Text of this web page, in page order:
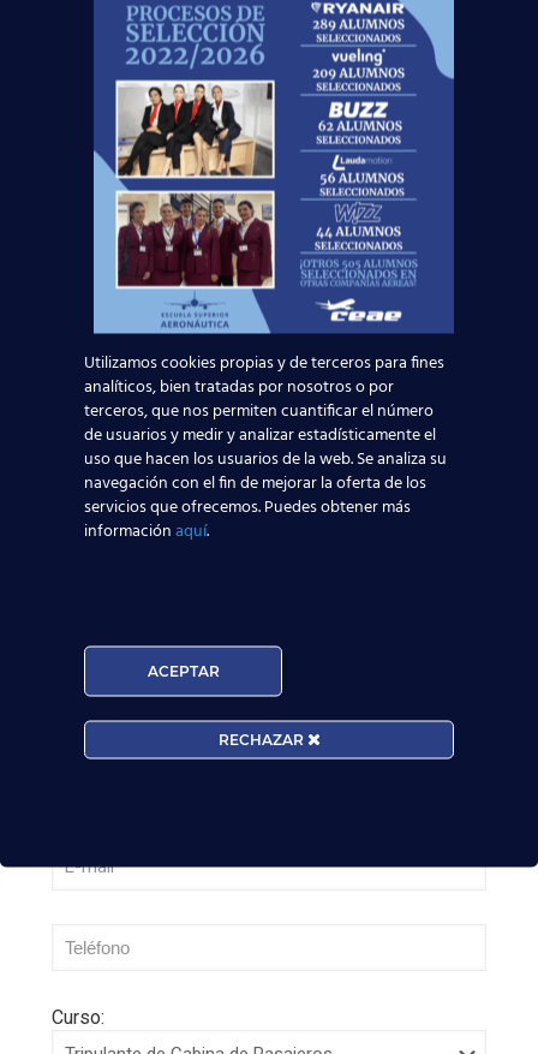
¡Nos vemosvolando!
Noticias Relacionadas
Mapa de la aviación global 2025: las rutas más
transitadas y los países con más pasajeros
Leer más
Madrid-Barajas supera los 6 millones de
pasajeros junio: qué significa para quienes
quieren ser TCP
Leer más
Leer más
Curso:
Utilizamos cookies propias y de terceros para fines
analíticos, bien tratadas por nosotros o por
terceros, que nos permiten cuantificar el número
de usuarios y medir y analizar estadísticamente el
uso que hacen los usuarios de la web. Se analiza su
navegación con el fin de mejorar la oferta de los
servicios que ofrecemos. Puedes obtener más
informaciónaquí.
ACEPTAR
RECHAZAR